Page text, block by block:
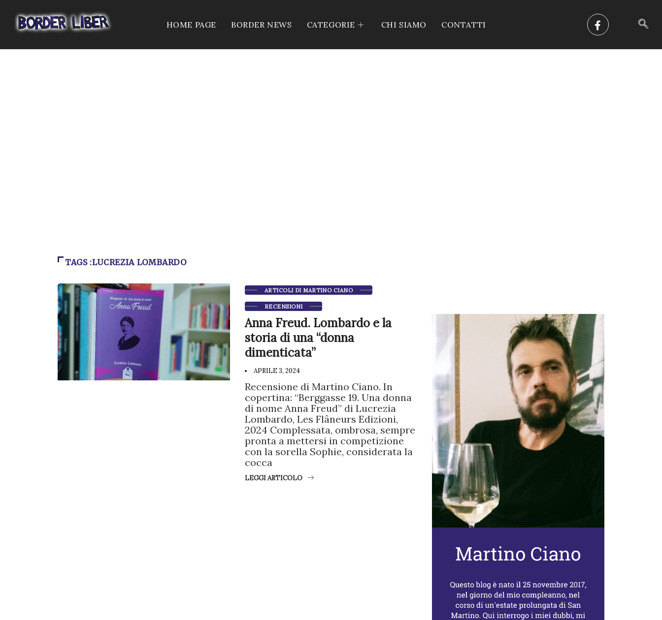
HOME PAGE BORDER NEWS CATEGORIE CHI SIAMO CONTATTI
TAGS :LUCREZIA LOMBARDO
ARTICOLI DI MARTINO CIANO
RECENSIONI
Anna Freud. Lombardo e la
storia di una “donna
dimenticata”
APRILE 3, 2024
Recensione di Martino Ciano. In
copertina: “Berggasse 19. Una donna
di nome Anna Freud” di Lucrezia
Lombardo, Les Flâneurs Edizioni,
2024 Complessata, ombrosa, sempre
pronta a mettersi in competizione
con la sorella Sophie, considerata la
cocca
LEGGI ARTICOLO